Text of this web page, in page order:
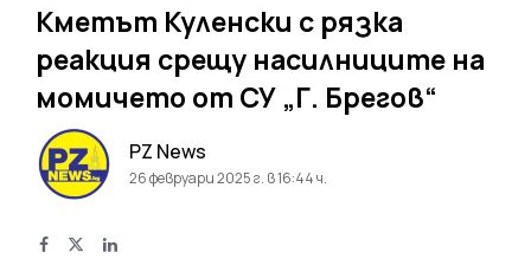
Кметът Куленски с рязка
реакция срещу насилниците на
момичето от СУ „Г. Брегов“
PZ News
26 февруари 2025 г. в 16:44 ч.